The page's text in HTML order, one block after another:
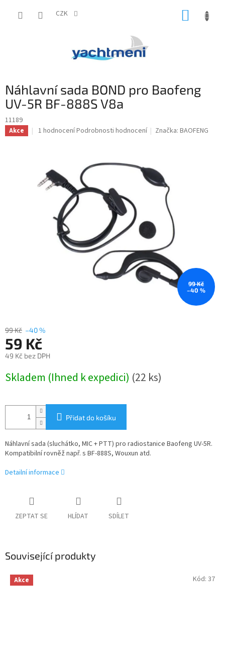
CZK
Náhlavní sada BOND pro Baofeng
UV-5R BF-888S V8a
11189
Akce
Průměrné
5
hvězdiček.
1 hodnoceníPodrobnosti hodnocení Značka:BAOFENG
99 Kč
–40 %
99 Kč –40 %
59 Kč
49 Kč bez DPH
cena:
Skladem (Ihned k expedici) (22 ks)
Přidat do košíku
Náhlavní sada (sluchátko, MIC + PTT) pro radiostanice Baofeng UV-5R.
Kompatibilní rovněž např. s BF-888S, Wouxun atd.
Detailní informace
ZEPTAT SE HLÍDAT SDÍLET
Související produkty
Akce Kód: 37